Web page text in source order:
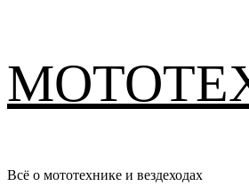
содержимому
Всё о мототехнике и вездеходах